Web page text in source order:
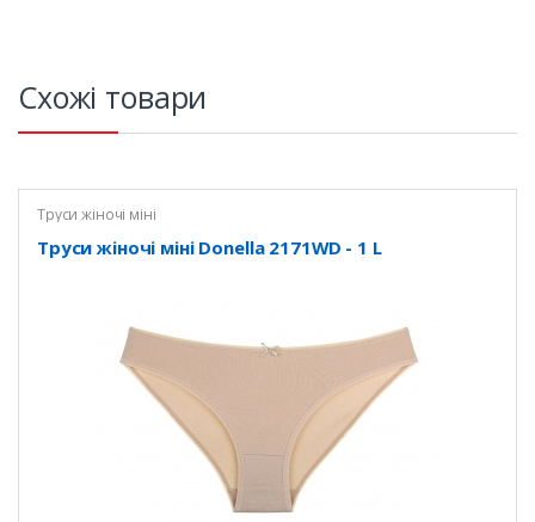
Схожі товари
Труси жіночі міні
Труси жіночі міні Donella 2171WD - 1 L